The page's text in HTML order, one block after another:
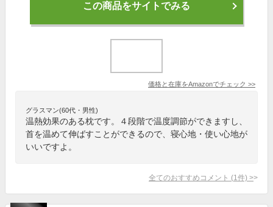
この商品をサイトでみる
価格と在庫をAmazonでチェック >>
グラスマン(60代・男性)
温熱効果のある枕です。４段階で温度調節ができますし、
首を温めて伸ばすことができるので、寝心地・使い心地が
いいですよ。
全てのおすすめコメント (1 件) >